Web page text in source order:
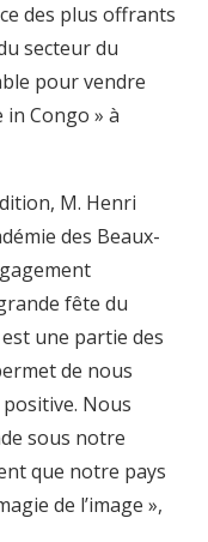
des plus offrants
secteur du
pour vendre
Congo » à
M. Henri
des Beaux-
fête du
une partie des
de nous
Nous
sous notre
que notre pays
de l’image »,